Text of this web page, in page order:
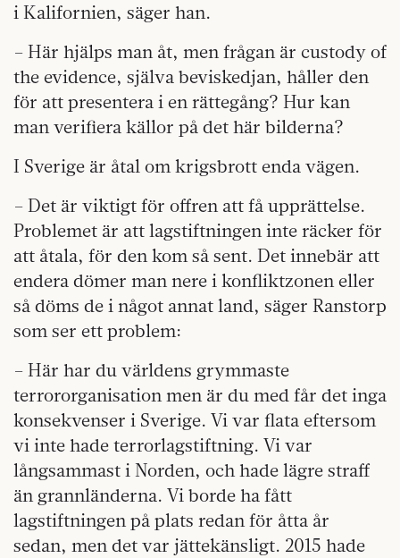
i Kalifornien, säger han.
– Här hjälps man åt, men frågan är custody of
the evidence, själva beviskedjan, håller den
för att presentera i en rättegång? Hur kan
man verifiera källor på det här bilderna?
I Sverige är åtal om krigsbrott enda vägen.
– Det är viktigt för offren att få upprättelse.
Problemet är att lagstiftningen inte räcker för
att åtala, för den kom så sent. Det innebär att
endera dömer man nere i konfliktzonen eller
så döms de i något annat land, säger Ranstorp
som ser ett problem:
– Här har du världens grymmaste
terrororganisation men är du med får det inga
konsekvenser i Sverige. Vi var flata eftersom
vi inte hade terrorlagstiftning. Vi var
långsammast i Norden, och hade lägre straff
än grannländerna. Vi borde ha fått
lagstiftningen på plats redan för åtta år
sedan, men det var jättekänsligt. 2015 hade